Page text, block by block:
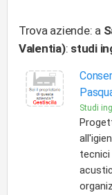
Trova aziende: a
Valentia): studi
Studi
tecnici